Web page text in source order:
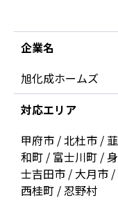
企業名
旭化成ホームズ
対応エリア
甲府市 / 北杜市 /
和町 / 富士川町 /
士吉田市 / 大月市
西桂町 / 忍野村